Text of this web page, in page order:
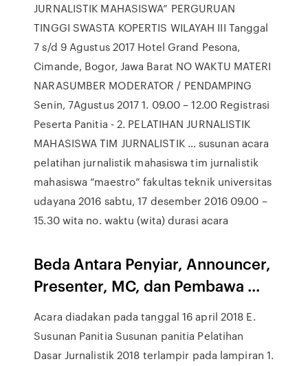
JURNALISTIK MAHASISWA” PERGURUAN
TINGGI SWASTA KOPERTIS WILAYAH III Tanggal
7 s/d 9 Agustus 2017 Hotel Grand Pesona,
Cimande, Bogor, Jawa Barat NO WAKTU MATERI
NARASUMBER MODERATOR / PENDAMPING
Senin, 7Agustus 2017 1. 09.00 – 12.00 Registrasi
Peserta Panitia - 2. PELATIHAN JURNALISTIK
MAHASISWA TIM JURNALISTIK … susunan acara
pelatihan jurnalistik mahasiswa tim jurnalistik
mahasiswa “maestro” fakultas teknik universitas
udayana 2016 sabtu, 17 desember 2016 09.00 –
15.30 wita no. waktu (wita) durasi acara
Beda Antara Penyiar, Announcer,
Presenter, MC, dan Pembawa ...
Acara diadakan pada tanggal 16 april 2018 E.
Susunan Panitia Susunan panitia Pelatihan
Dasar Jurnalistik 2018 terlampir pada lampiran 1.